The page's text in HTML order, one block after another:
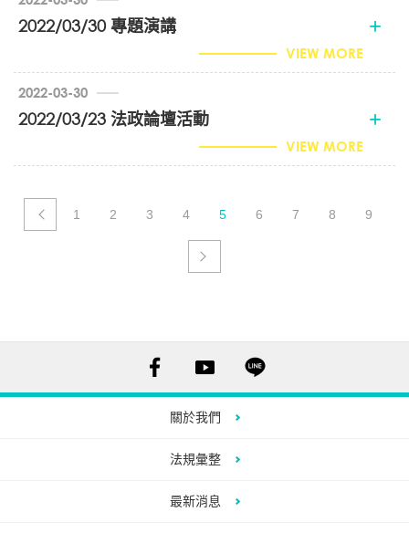
2022/03/30 專題演講​
VIEW MORE
2022-03-30
​2022/03/23 法政論壇活動
VIEW MORE
1 2 3 4 5 6 7 8 9
關於我們
法規彙整
最新消息